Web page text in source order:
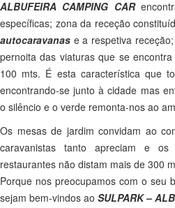
ALBUFEIRA CAMPING CAR
específicas; zona da receção
autocaravanas e a respetiva
pernoita das viaturas que se
100 mts. É esta característica que
encontrando-se junto à cidade mas
o silêncio e o verde remonta-nos ao
Os mesas de jardim convidam ao
caravanistas tanto apreciam e
restaurantes não distam mais de 300
Porque nos preocupamos com o seu
sejam bem-vindos ao SULPARK –